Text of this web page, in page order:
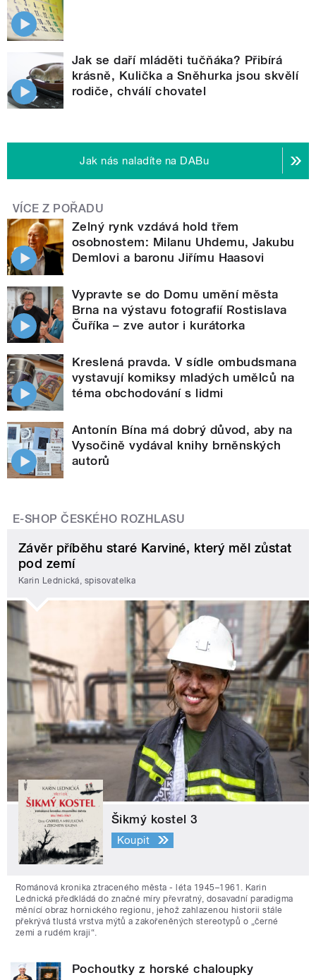
Jak se daří mláděti tučňáka? Přibírá
krásně, Kulička a Sněhurka jsou skvělí
rodiče, chválí chovatel
Jak nás naladíte na DABu
VÍCE Z POŘADU
Zelný rynk vzdává hold třem
osobnostem: Milanu Uhdemu, Jakubu
Demlovi a baronu Jiřímu Haasovi
Vypravte se do Domu umění města
Brna na výstavu fotografií Rostislava
Čuříka – zve autor i kurátorka
Kreslená pravda. V sídle ombudsmana
vystavují komiksy mladých umělců na
téma obchodování s lidmi
Antonín Bína má dobrý důvod, aby na
Vysočině vydával knihy brněnských
autorů
E-SHOP ČESKÉHO ROZHLASU
Závěr příběhu staré Karviné, který měl zůstat
pod zemí
Karin Lednická, spisovatelka
Šikmý kostel 3
Koupit
Románová kronika ztraceného města - léta 1945–1961. Karin
Lednická předkládá do značné míry převratný, dosavadní paradigma
měnící obraz hornického regionu, jehož zahlazenou historii stále
překrývá tlustá vrstva mýtů a zakořeněných stereotypů o „černé
zemi a rudém kraji“.
Pochoutky z horské chaloupky